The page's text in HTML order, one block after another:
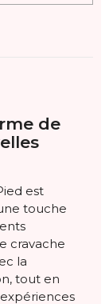
de
est
touche
cravache
la
tout en